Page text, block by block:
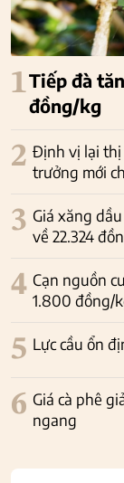
1Tiếp đà
đồng/kg
2 Định vị lại thị
trưởng mới
3 Giá xăng
về 22.324
4 Cạn nguồn
1.800 đồng/
5 Lực cầu ổn
6 Giá cà phê
ngang